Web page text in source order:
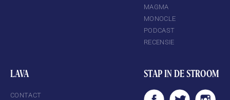
MAGMA
MONOCLE
PODCAST
RECENSIE
LAVA
CONTACT
STAP IN DE STROOM